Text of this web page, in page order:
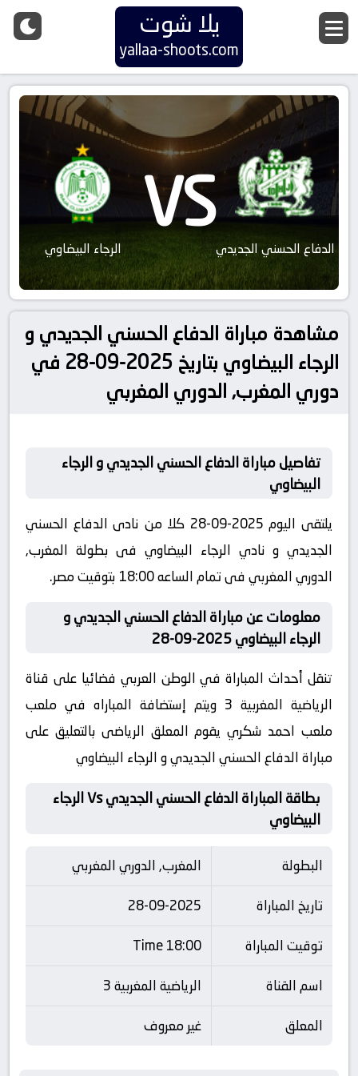
يلا شوت
yallaa-shoots.com
الدفاع الحسني الجديديVS الرجاء البيضاوي
مشاهدة مباراة الدفاع الحسني الجديدي و
الرجاء البيضاوي بتاريخ 2025-09-28 في
دوري المغرب, الدوري المغربي
تفاصيل مباراة الدفاع الحسني الجديدي و الرجاء
البيضاوي
يلتقى اليوم 2025-09-28 كلا من نادى الدفاع الحسني
الجديدي و نادي الرجاء البيضاوي فى بطولة المغرب,
الدوري المغربي فى تمام الساعه 18:00 بتوقيت مصر.
معلومات عن مباراة الدفاع الحسني الجديدي و
الرجاء البيضاوي 2025-09-28
تنقل أحداث المباراة في الوطن العربي فضائيا على قناة
الرياضية المغربية 3 ويتم إستضافة المباراه في ملعب
ملعب احمد شكري يقوم المعلق الرياضى بالتعليق على
مباراة الدفاع الحسني الجديدي و الرجاء البيضاوي
بطاقة المباراة الدفاع الحسني الجديدي Vs الرجاء
البيضاوي
البطولة
المغرب, الدوري المغربي
تاريخ المباراة
28-09-2025
توقيت المباراة
18:00 Time
اسم القناة
الرياضية المغربية 3
المعلق
غير معروف